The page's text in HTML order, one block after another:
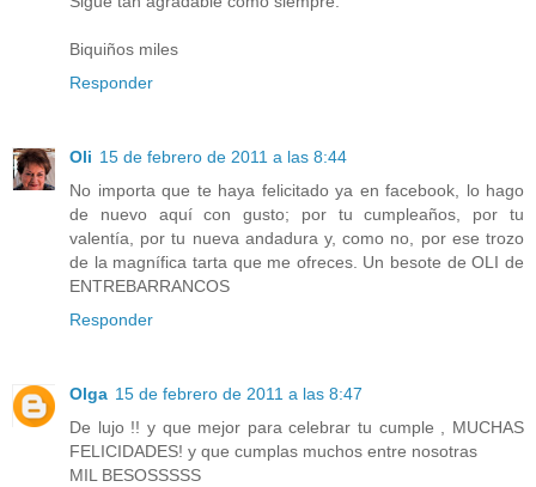
Biquiños miles
Responder
Oli 15 de febrero de 2011 a las 8:44
No importa que te haya felicitado ya en facebook, lo hago
de nuevo aquí con gusto; por tu cumpleaños, por tu
valentía, por tu nueva andadura y, como no, por ese trozo
de la magnífica tarta que me ofreces. Un besote de OLI de
ENTREBARRANCOS
Responder
Olga 15 de febrero de 2011 a las 8:47
De lujo !! y que mejor para celebrar tu cumple , MUCHAS
FELICIDADES! y que cumplas muchos entre nosotras
MIL BESOSSSSS